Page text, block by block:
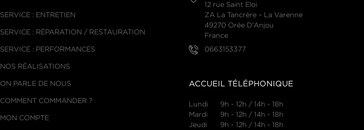
SERVICE : ENTRETIEN
SERVICE : RÉPARATION / RESTAURATION
SERVICE : PERFORMANCES
NOS RÉALISATIONS
ON PARLE DE NOUS
COMMENT COMMANDER ?
MON COMPTE
12 rue Saint Eloi
ZA La Tancrère – La Varenne
49270 Orée D'Anjou
France
0663153377
ACCUEIL TÉLÉPHONIQUE
Lundi
9h - 12h / 14h - 18h
Mardi
9h - 12h / 14h - 18h
Jeudi
9h - 12h / 14h - 18h